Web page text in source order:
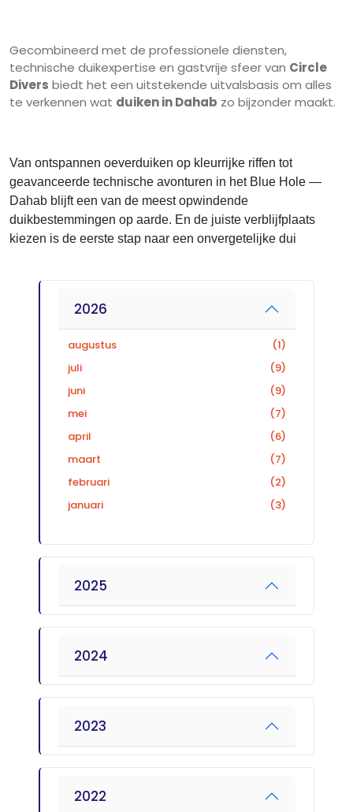
Gecombineerd met de professionele diensten,
technische duikexpertise en gastvrije sfeer van Circle
Divers biedt het een uitstekende uitvalsbasis om alles
te verkennen wat duiken in Dahab zo bijzonder maakt.
Van ontspannen oeverduiken op kleurrijke riffen tot
geavanceerde technische avonturen in het Blue Hole —
Dahab blijft een van de meest opwindende
duikbestemmingen op aarde. En de juiste verblijfplaats
kiezen is de eerste stap naar een onvergetelijke dui
2026
augustus
(1)
juli
(9)
juni
(9)
mei
(7)
april
(6)
maart
(7)
februari
(2)
januari
(3)
2025
2024
2023
2022